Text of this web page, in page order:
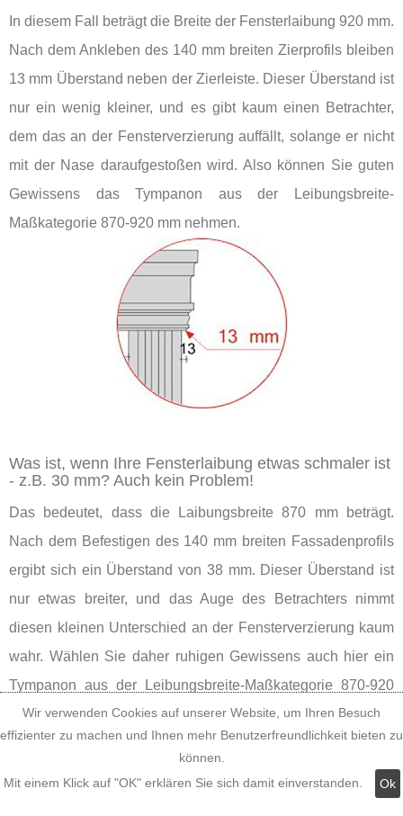
In diesem Fall beträgt die Breite der Fensterlaibung 920 mm.
Nach dem Ankleben des 140 mm breiten Zierprofils bleiben
13 mm Überstand neben der Zierleiste. Dieser Überstand ist
nur ein wenig kleiner, und es gibt kaum einen Betrachter,
dem das an der Fensterverzierung auffällt, solange er nicht
mit der Nase daraufgestoßen wird. Also können Sie guten
Gewissens das Tympanon aus der Leibungsbreite-
Maßkategorie 870-920 mm nehmen.
Was ist, wenn Ihre Fensterlaibung etwas schmaler ist
- z.B. 30 mm? Auch kein Problem!
Das bedeutet, dass die Laibungsbreite 870 mm beträgt.
Nach dem Befestigen des 140 mm breiten Fassadenprofils
ergibt sich ein Überstand von 38 mm. Dieser Überstand ist
nur etwas breiter, und das Auge des Betrachters nimmt
diesen kleinen Unterschied an der Fensterverzierung kaum
wahr. Wählen Sie daher ruhigen Gewissens auch hier ein
Tympanon aus der Leibungsbreite-Maßkategorie 870-920
mm aus.
Wir verwenden Cookies auf unserer Website, um Ihren Besuch
effizienter zu machen und Ihnen mehr Benutzerfreundlichkeit bieten zu
können.
Mit einem Klick auf "OK" erklären Sie sich damit einverstanden.
Ok